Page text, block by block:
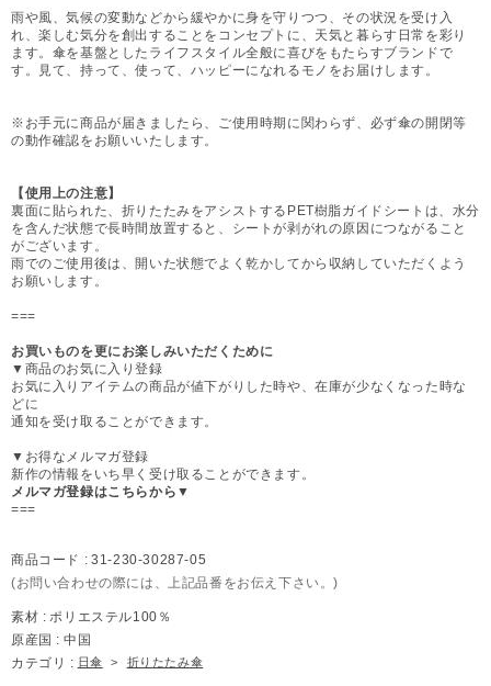
雨や風、気候の変動などから緩やかに身を守りつつ、その状況を受け入
れ、楽しむ気分を創出することをコンセプトに、天気と暮らす日常を彩り
ます。傘を基盤としたライフスタイル全般に喜びをもたらすブランドで
す。見て、持って、使って、ハッピーになれるモノをお届けします。
※お手元に商品が届きましたら、ご使用時期に関わらず、必ず傘の開閉等
の動作確認をお願いいたします。
【使用上の注意】
裏面に貼られた、折りたたみをアシストするPET樹脂ガイドシートは、水分
を含んだ状態で長時間放置すると、シートが剥がれの原因につながること
がございます。
雨でのご使用後は、開いた状態でよく乾かしてから収納していただくよう
お願いします。
===
お買いものを更にお楽しみいただくために
▼商品のお気に入り登録
お気に入りアイテムの商品が値下がりした時や、在庫が少なくなった時な
どに
通知を受け取ることができます。
▼お得なメルマガ登録
新作の情報をいち早く受け取ることができます。
メルマガ登録はこちらから▼
===
商品コード : 31-230-30287-05
(お問い合わせの際には、上記品番をお伝え下さい。)
素材 : ポリエステル100％
原産国 : 中国
カテゴリ : 日傘 > 折りたたみ傘